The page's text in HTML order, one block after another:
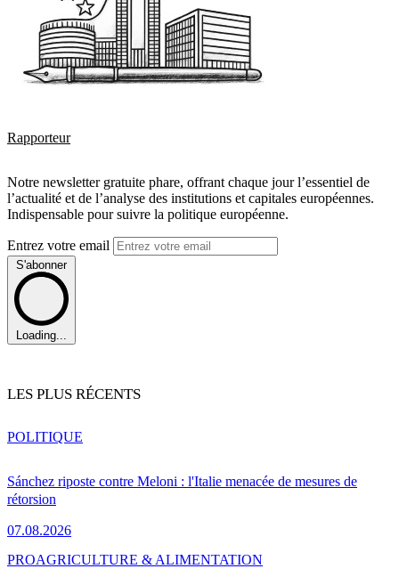
Rapporteur
Notre newsletter gratuite phare, offrant chaque jour l’essentiel de
l’actualité et de l’analyse des institutions et capitales européennes.
Indispensable pour suivre la politique européenne.
Entrez votre email
S'abonner
Loading...
LES PLUS RÉCENTS
Sánchez riposte contre Meloni : l'Italie menacée de mesures de
rétorsion
07.08.2026
POLITIQUE
PROAGRICULTURE & ALIMENTATION